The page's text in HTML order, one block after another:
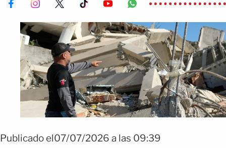
Publicado el07/07/2026 a las 09:39